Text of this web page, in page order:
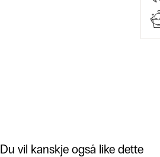
Du vil kanskje også like dette